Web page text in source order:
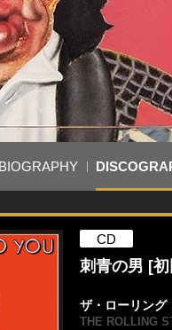
BIOGRAPHY
CD
刺青の男 [
ザ・ローリング
THE ROLLING